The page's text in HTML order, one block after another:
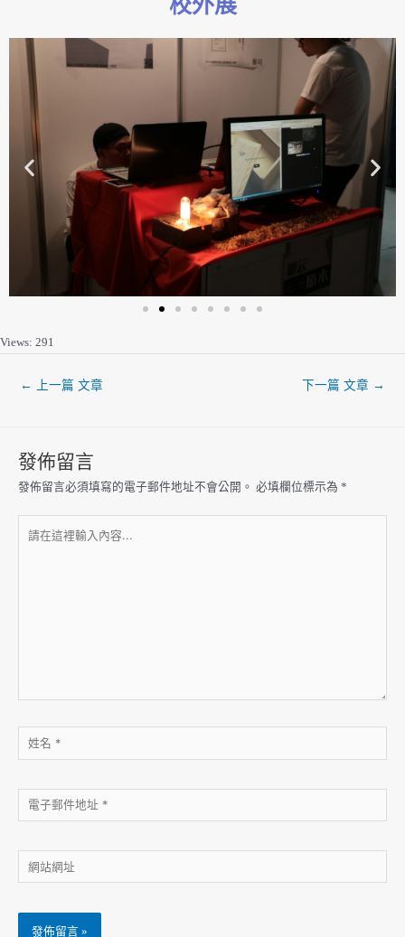
Views: 291
← 上一篇 文章 下一篇 文章 →
發佈留言
發佈留言必須填寫的電子郵件地址不會公開。 必填欄位標示為 *